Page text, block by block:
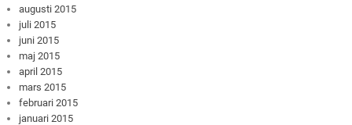
augusti 2015
juli 2015
juni 2015
maj 2015
april 2015
mars 2015
februari 2015
januari 2015